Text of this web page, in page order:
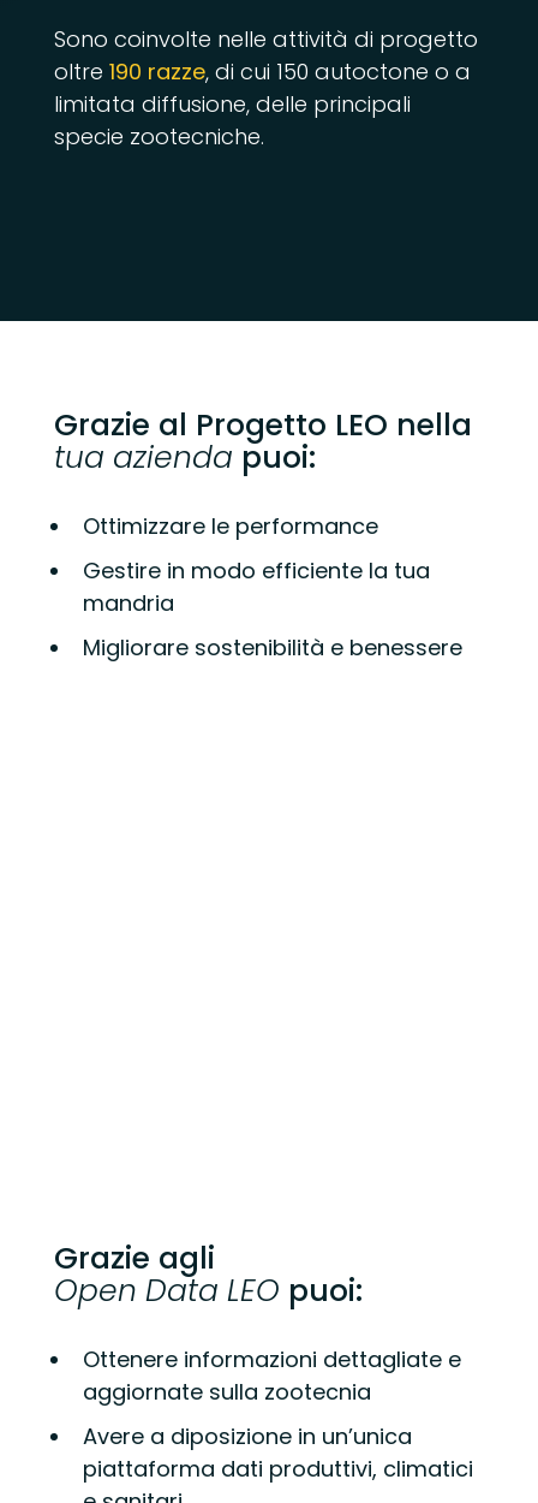
Sono coinvolte nelle attività di progetto
oltre 190 razze, di cui 150 autoctone o a
limitata diffusione, delle principali
specie zootecniche.
Grazie al Progetto LEO nella
tua azienda puoi:
Ottimizzare le performance
Gestire in modo efficiente la tua
mandria
Migliorare sostenibilità e benessere
Grazie agli
Open Data LEO puoi:
Ottenere informazioni dettagliate e
aggiornate sulla zootecnia
Avere a diposizione in un’unica
piattaforma dati produttivi, climatici